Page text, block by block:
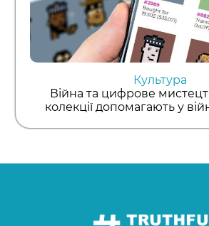
Культура
Війна та цифрове
колекції допомагають у